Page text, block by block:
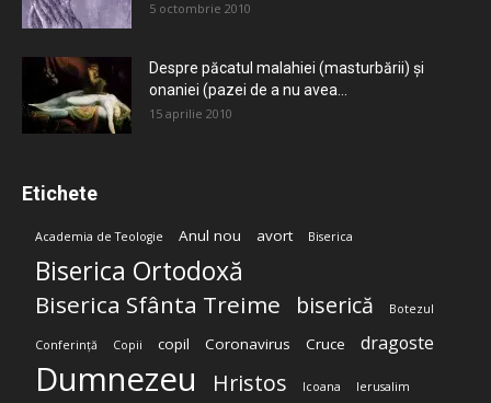
5 octombrie 2010
Despre păcatul malahiei (masturbării) şi
onaniei (pazei de a nu avea...
15 aprilie 2010
Etichete
Academia de Teologie Anul nou avort Biserica
Biserica Ortodoxă
Biserica Sfânta Treime biserică Botezul
Conferință Copii copil Coronavirus Cruce dragoste
Dumnezeu Hristos Icoana Ierusalim